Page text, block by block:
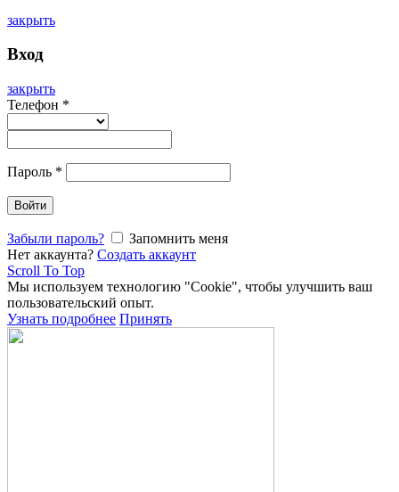
закрыть
Вход
закрыть
Телефон *
Пароль *
Войти
Забыли пароль?
Запомнить меня
Нет аккаунта? Создать аккаунт
Scroll To Top
Мы используем технологию "Cookie", чтобы улучшить ваш
пользовательский опыт.
Узнать подробнее Принять